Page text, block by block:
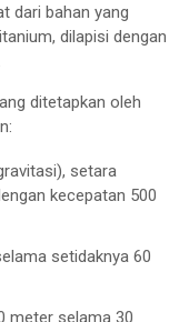
dari bahan yang
dilapisi dengan
ditetapkan oleh
setara
kecepatan 500
setidaknya 60
meter selama 30